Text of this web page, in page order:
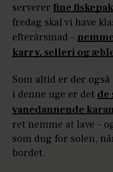
serverer fine
fredag skal vi have
efterårsmad –
karry, selleri og
Som altid er der også
i denne uge er det de
vanedannende
ret nemme at lave –
som dug for solen,
bordet.